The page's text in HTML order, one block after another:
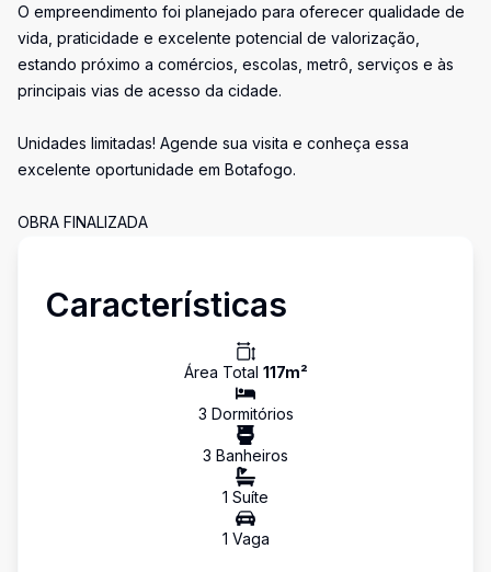
O empreendimento foi planejado para oferecer qualidade de
vida, praticidade e excelente potencial de valorização,
estando próximo a comércios, escolas, metrô, serviços e às
principais vias de acesso da cidade.
Unidades limitadas! Agende sua visita e conheça essa
excelente oportunidade em Botafogo.
OBRA FINALIZADA
Características
Área Total 117m²
3 Dormitórios
3 Banheiros
1 Suíte
1 Vaga